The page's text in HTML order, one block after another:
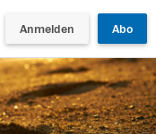
Anmelden Abo